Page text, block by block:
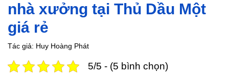
nhà xưởng tại Thủ Dầu Một
giá rẻ
Tác giả: Huy Hoàng Phát
5/5 - (5 bình chọn)